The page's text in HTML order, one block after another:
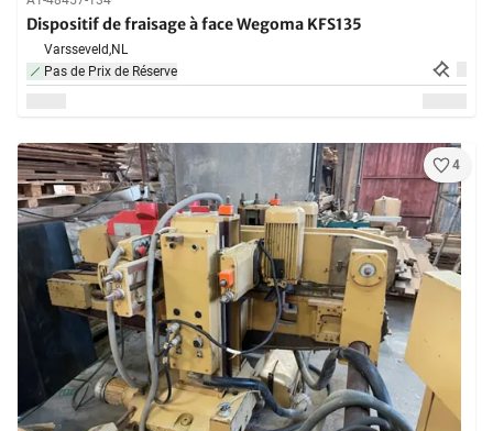
Dispositif de fraisage à face Wegoma KFS135
Varsseveld,NL
Pas de Prix de Réserve
4